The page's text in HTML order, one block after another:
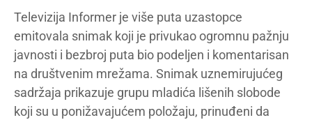
Televizija Informer je više puta uzastopce
emitovala snimak koji je privukao ogromnu pažnju
javnosti i bezbroj puta bio podeljen i komentarisan
na društvenim mrežama. Snimak uznemirujućeg
sadržaja prikazuje grupu mladića lišenih slobode
koji su u ponižavajućem položaju, prinuđeni da